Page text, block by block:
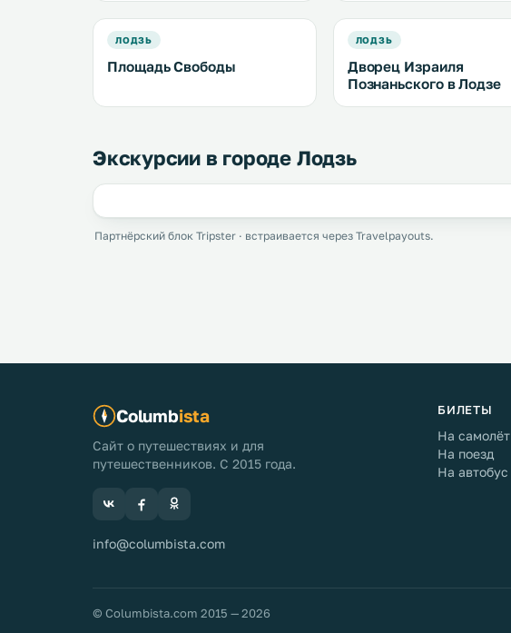
ЛОДЗЬ
Площадь Свободы
ЛОДЗЬ
Дворец Израиля
Познаньского в Лодзе
Экскурсии в городе Лодзь
Партнёрский блок Tripster · встраивается через Travelpayouts.
Columbista
Сайт о путешествиях и для
путешественников. С 2015 года.
info@columbista.com
БИЛЕТЫ
На самолёт
На поезд
На автобус
© Columbista.com 2015 — 2026